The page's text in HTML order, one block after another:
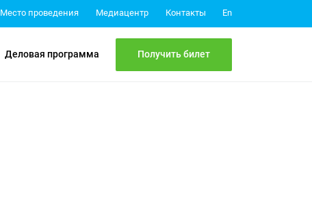
Место проведения Медиацентр Контакты En
Деловая программа Получить билет